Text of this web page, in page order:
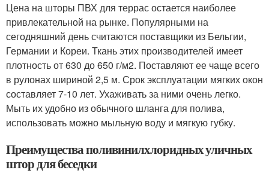
Цена на шторы ПВХ для террас остается наиболее
привлекательной на рынке. Популярными на
сегодняшний день считаются поставщики из Бельгии,
Германии и Кореи. Ткань этих производителей имеет
плотность от 630 до 650 г/м2. Поставляют ее чаще всего
в рулонах шириной 2,5 м. Срок эксплуатации мягких окон
составляет 7-10 лет. Ухаживать за ними очень легко.
Мыть их удобно из обычного шланга для полива,
использовать можно мыльную воду и мягкую губку.
Преимущества поливинилхлоридных уличных
штор для беседки